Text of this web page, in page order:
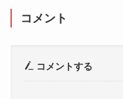
コメント
コメントする